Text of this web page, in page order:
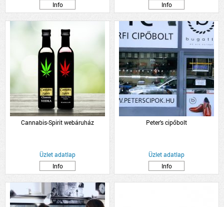
Info
Info
Cannabis-Spirit webáruház
Üzlet adatlap
Info
Peter's cipőbolt
Üzlet adatlap
Info